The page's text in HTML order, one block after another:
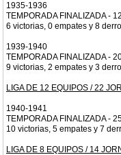
1935-1936
TEMPORADA FINALIZADA -
6 victorias, 0 empates y 8
1939-1940
TEMPORADA FINALIZADA -
9 victorias, 2 empates y 3
LIGA DE 12 EQUIPOS / 22
1940-1941
TEMPORADA FINALIZADA -
10 victorias, 5 empates y 7
LIGA DE 8 EQUIPOS / 14